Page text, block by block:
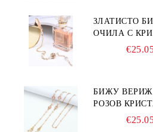
ЗЛАТИСТО
ОЧИЛА С
БИЖУ
РОЗОВ